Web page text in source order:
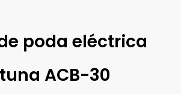
poda eléctrica
ACB-30